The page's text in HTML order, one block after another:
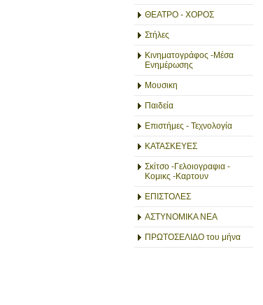
ΘΕΑΤΡΟ - ΧΟΡΟΣ
Στήλες
Κινηματογράφος -Μέσα
Ενημέρωσης
Μουσικη
Παιδεία
Επιστήμες - Τεχνολογία
ΚΑΤΑΣΚΕΥΕΣ
Σκίτσο -Γελοιογραφια -
Κομικς -Καρτουν
ΕΠΙΣΤΟΛΕΣ
ΑΣΤΥΝΟΜΙΚΑ ΝΕΑ
ΠΡΩΤΟΣΕΛΙΔΟ του μήνα